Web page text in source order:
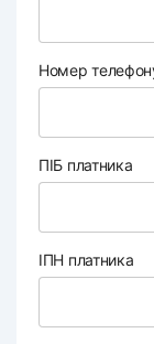
Номер
ПІБ платника
ІПН платника